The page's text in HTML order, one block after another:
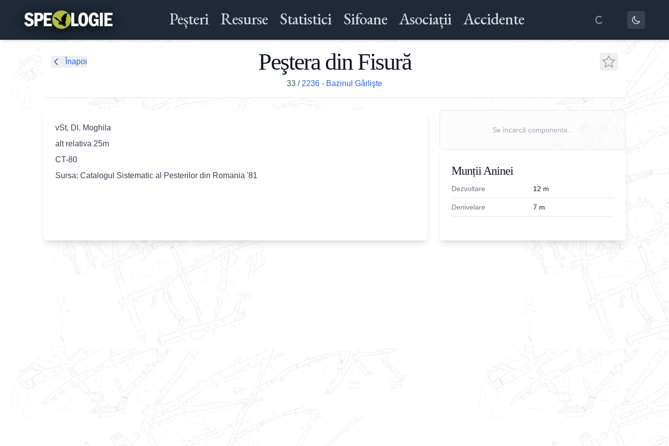
Peșteri Resurse Statistici Sifoane Asociații Accidente
Înapoi Peştera din Fisură
33 / 2236 - Bazinul Gârlişte
vSt, Dl. Moghila
alt relativa 25m
CT-80
Sursa: Catalogul Sistematic al Pesterilor din Romania '81
Se încarcă componenta...
Munții Aninei
Dezvoltare 12 m
Denivelare 7 m